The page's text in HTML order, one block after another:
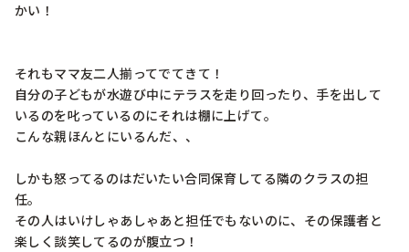
かい！
それもママ友二人揃ってでてきて！
自分の子どもが水遊び中にテラスを走り回ったり、手を出して
いるのを叱っているのにそれは棚に上げて。
こんな親ほんとにいるんだ、、
しかも怒ってるのはだいたい合同保育してる隣のクラスの担
任。
その人はいけしゃあしゃあと担任でもないのに、その保護者と
楽しく談笑してるのが腹立つ！